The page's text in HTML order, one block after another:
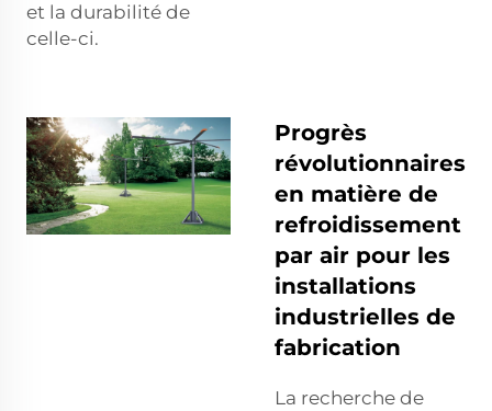
et la durabilité de
celle-ci.
Progrès
révolutionnaires
en matière de
refroidissement
par air pour les
installations
industrielles de
fabrication
La recherche de